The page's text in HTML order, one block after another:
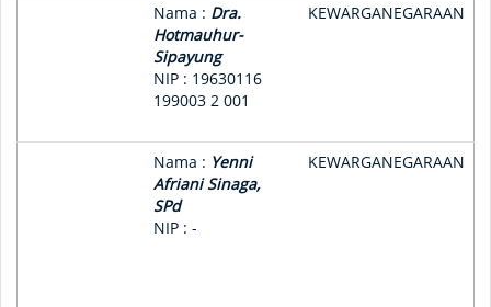
Nama : Dra.
Hotmauhur-
Sipayung
NIP : 19630116
199003 2 001
KEWARGANEGARAAN
Nama : Yenni
Afriani Sinaga,
SPd
NIP : -
KEWARGANEGARAAN